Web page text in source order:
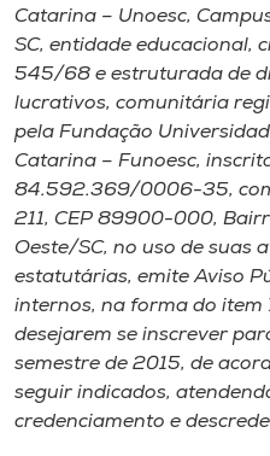
Cultura
Biblioteca
Editora
Rádio
Museu
Catarina – Unoesc,
SC, entidade educacional,
545/68 e estruturada de
lucrativos, comunitária
pela Fundação
Catarina – Funoesc,
84.592.369/0006-35, com
211, CEP 89900-000,
Oeste/SC, no uso de suas
estatutárias, emite Aviso
internos, na forma do item
desejarem se inscrever
semestre de 2015, de
seguir indicados,
credenciamento e